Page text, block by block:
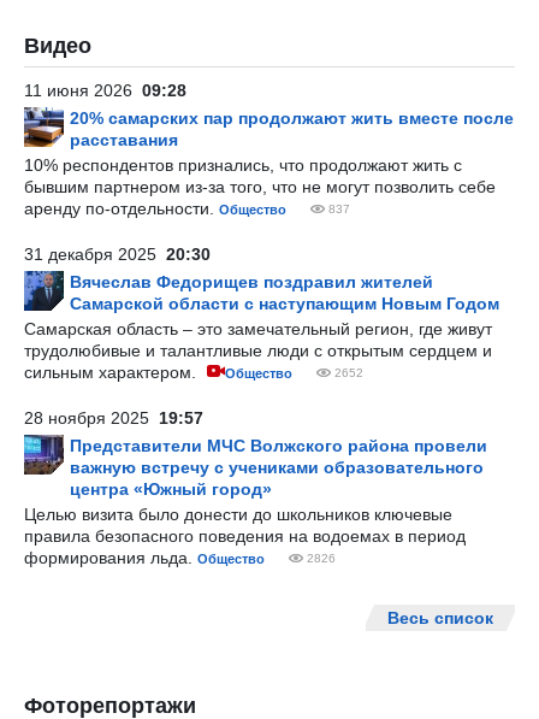
Видео
11 июня 2026 09:28
20% самарских пар продолжают жить вместе после
расставания
10% респондентов признались, что продолжают жить с
бывшим партнером из-за того, что не могут позволить себе
аренду по-отдельности.
Общество 837
31 декабря 2025 20:30
Вячеслав Федорищев поздравил жителей
Самарской области с наступающим Новым Годом
Самарская область – это замечательный регион, где живут
трудолюбивые и талантливые люди с открытым сердцем и
сильным характером.
Общество 2652
28 ноября 2025 19:57
Представители МЧС Волжского района провели
важную встречу с учениками образовательного
центра «Южный город»
Целью визита было донести до школьников ключевые
правила безопасного поведения на водоемах в период
формирования льда.
Общество 2826
Весь список
Фоторепортажи